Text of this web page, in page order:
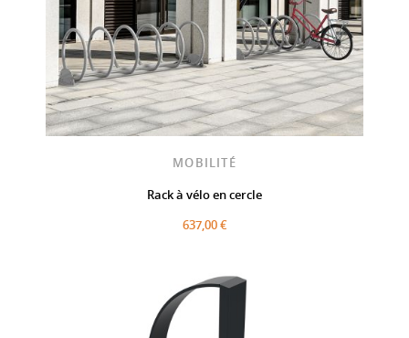
MOBILITÉ
Rack à vélo en cercle
637,00 €